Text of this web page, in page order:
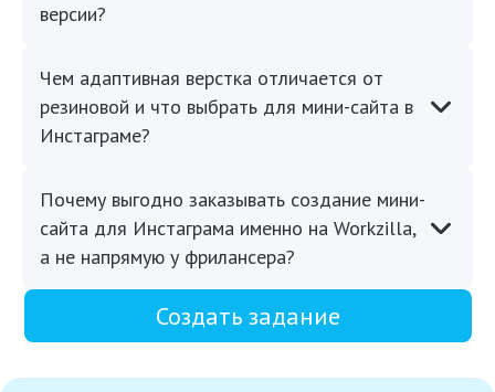
версии?
Чем адаптивная верстка отличается от
резиновой и что выбрать для мини-сайта в
Инстаграме?
Почему выгодно заказывать создание мини-
сайта для Инстаграма именно на Workzilla,
а не напрямую у фрилансера?
Создать задание